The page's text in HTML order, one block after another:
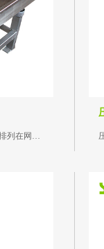
通过震动使得玉米片在进入高温烤箱的时候均匀排列在网带上，避免堆积...